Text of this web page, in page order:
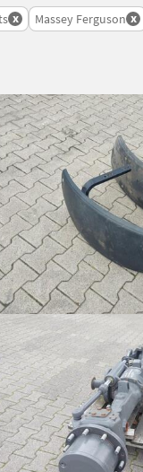
x Massey Ferguson x